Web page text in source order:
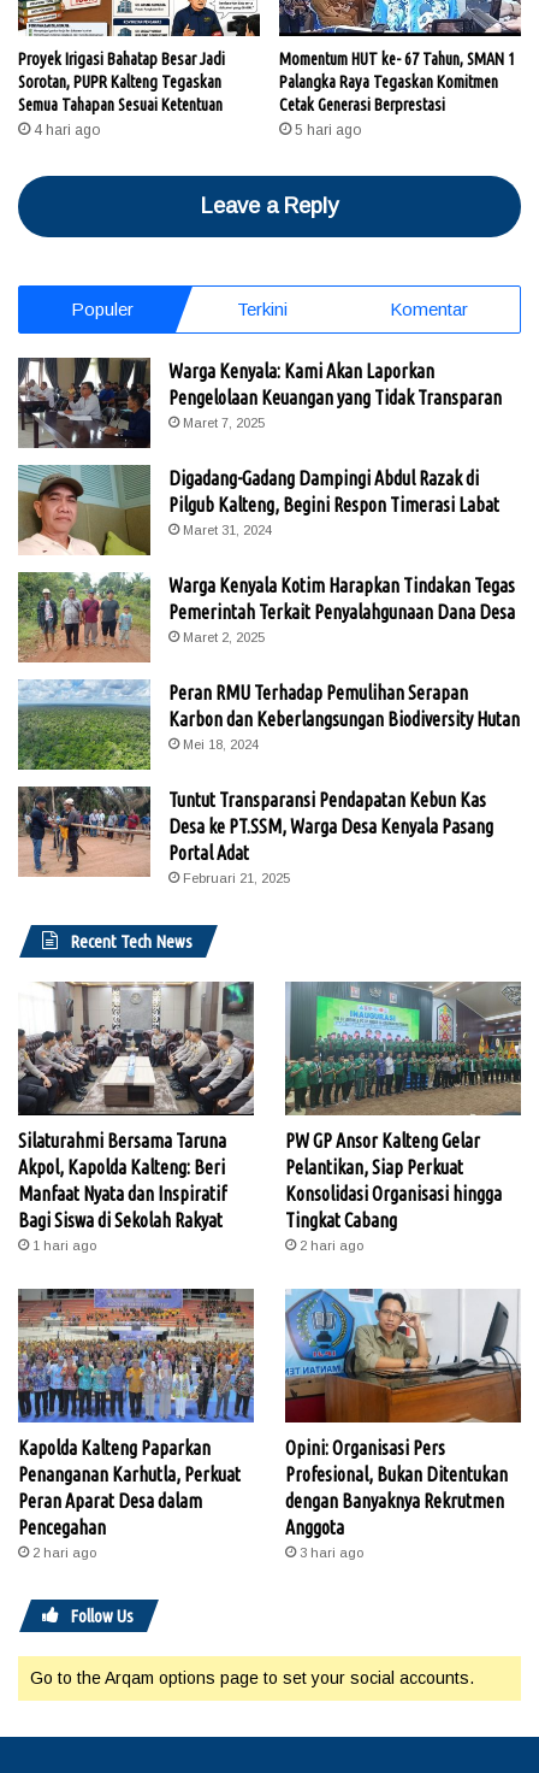
Proyek Irigasi Bahatap Besar Jadi
Sorotan, PUPR Kalteng Tegaskan
Semua Tahapan Sesuai Ketentuan
4 hari ago
Momentum HUT ke- 67 Tahun, SMAN 1
Palangka Raya Tegaskan Komitmen
Cetak Generasi Berprestasi
5 hari ago
Leave a Reply
Populer Terkini Komentar
Warga Kenyala: Kami Akan Laporkan
Pengelolaan Keuangan yang Tidak Transparan
Maret 7, 2025
Digadang-Gadang Dampingi Abdul Razak di
Pilgub Kalteng, Begini Respon Timerasi Labat
Maret 31, 2024
Warga Kenyala Kotim Harapkan Tindakan Tegas
Pemerintah Terkait Penyalahgunaan Dana Desa
Maret 2, 2025
Peran RMU Terhadap Pemulihan Serapan
Karbon dan Keberlangsungan Biodiversity Hutan
Mei 18, 2024
Tuntut Transparansi Pendapatan Kebun Kas
Desa ke PT.SSM, Warga Desa Kenyala Pasang
Portal Adat
Februari 21, 2025
Recent Tech News
Silaturahmi Bersama Taruna
Akpol, Kapolda Kalteng: Beri
Manfaat Nyata dan Inspiratif
Bagi Siswa di Sekolah Rakyat
1 hari ago
PW GP Ansor Kalteng Gelar
Pelantikan, Siap Perkuat
Konsolidasi Organisasi hingga
Tingkat Cabang
2 hari ago
Kapolda Kalteng Paparkan
Penanganan Karhutla, Perkuat
Peran Aparat Desa dalam
Pencegahan
2 hari ago
Opini: Organisasi Pers
Profesional, Bukan Ditentukan
dengan Banyaknya Rekrutmen
Anggota
3 hari ago
Follow Us
Go to the Arqam options page to set your social accounts.